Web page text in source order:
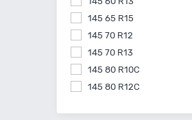
145 65 R15
145 70 R12
145 70 R13
145 80 R10C
145 80 R12C